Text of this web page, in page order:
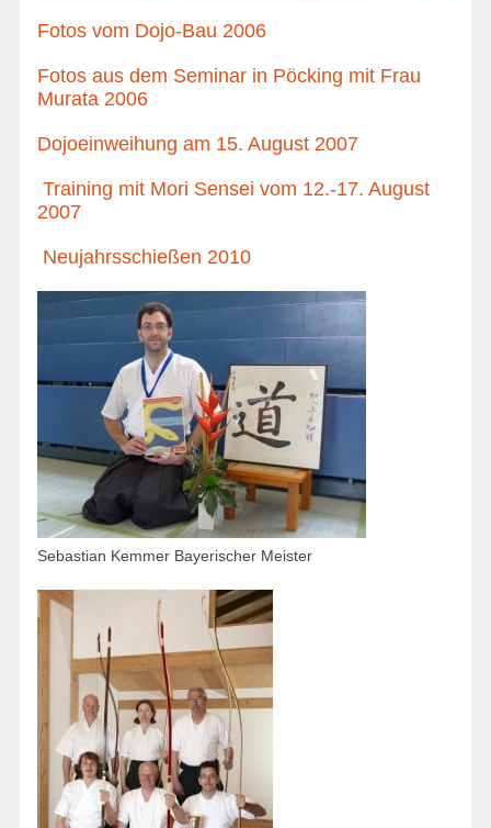
Fotos vom Dojo-Bau 2006
Fotos aus dem Seminar in Pöcking mit Frau
Murata 2006
Dojoeinweihung am 15. August 2007
Training mit Mori Sensei vom 12.-17. August
2007
Neujahrsschießen 2010
Sebastian Kemmer Bayerischer Meister